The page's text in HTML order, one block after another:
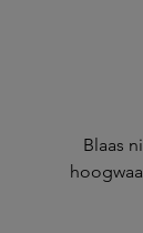
Blaas